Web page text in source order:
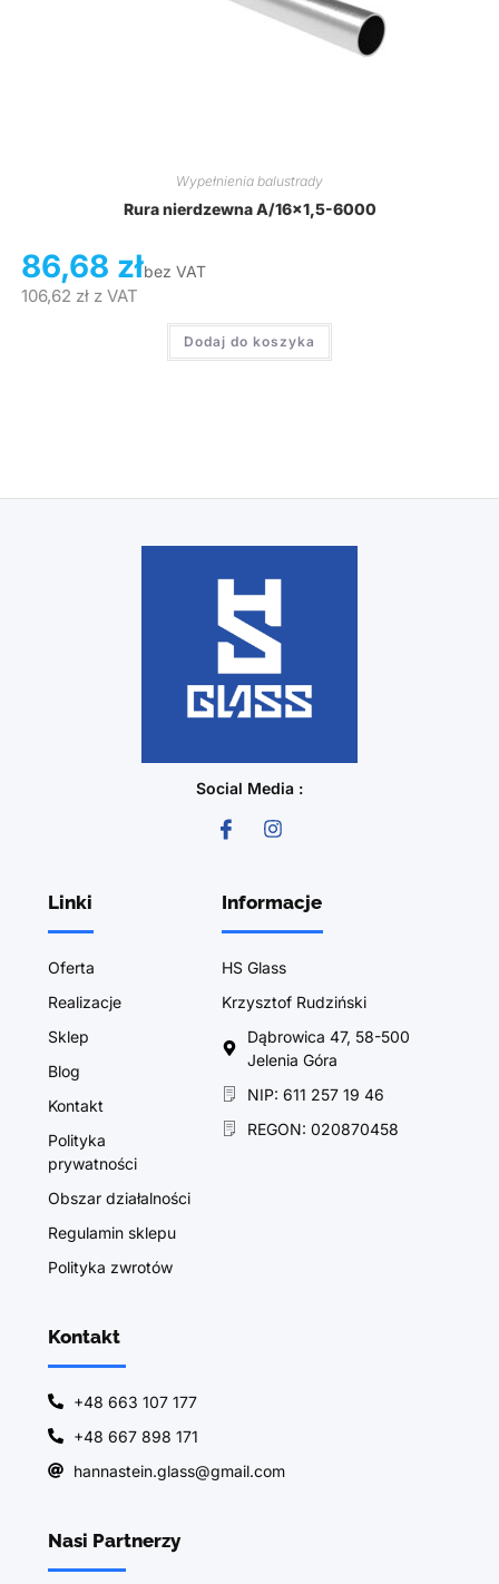
Wypełnienia balustrady
Rura nierdzewna A/16×1,5-6000
86,68 złbez VAT
106,62 złz VAT
Dodaj do koszyka
Social Media :
Linki
Oferta
Realizacje
Sklep
Blog
Kontakt
Polityka
prywatności
Obszar działalności
Regulamin sklepu
Polityka zwrotów
Informacje
HS Glass
Krzysztof Rudziński
Dąbrowica 47, 58-500
Jelenia Góra
NIP: 611 257 19 46
REGON: 020870458
Kontakt
+48 663 107 177
+48 667 898 171
hannastein.glass@gmail.com
Nasi Partnerzy